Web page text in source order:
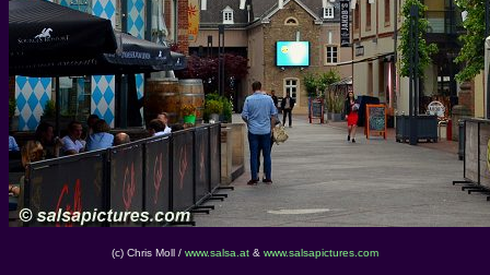
(c) Chris Moll / www.salsa.at & www.salsapictures.com